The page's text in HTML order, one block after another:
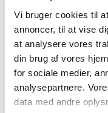
Vi bruger cookies til
annoncer, til at vise
at analysere vores
din brug af vores
for sociale medier,
analysepartnere.
data med andre
BESKRIVELSE
Velkommen plakat
og alle artisterne